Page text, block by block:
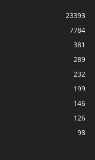
23393
7784
381
289
232
199
146
126
98